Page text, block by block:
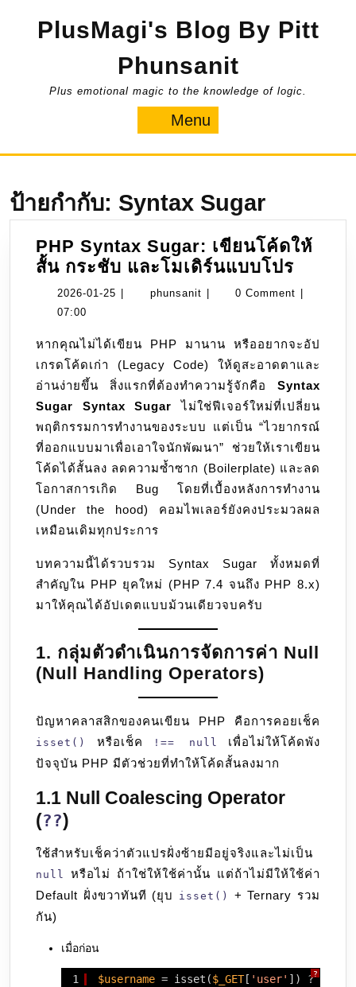
PlusMagi's Blog By Pitt
Phunsanit
Plus emotional magic to the knowledge of logic.
Menu
ป้ายกำกับ: Syntax Sugar
PHP Syntax Sugar: เขียนโค้ดให้
สั้น กระชับ และโมเดิร์นแบบโปร
Syntax
โค้ด
ให้
สั้น
กระชับ
และ
โม
เดิร์น
แบบ
โปร
2026-01-25 2026- phunsanit phunsanit0 Comment
07:00
หากคุณไม่ได้เขียน PHP มานาน หรืออยากจะอัป
เกรดโค้ดเก่า (Legacy Code) ให้ดูสะอาดตาและ
อ่านง่ายขึ้น สิ่งแรกที่ต้องทำความรู้จักคือ Syntax
Sugar
Syntax Sugar ไม่ใช่ฟีเจอร์ใหม่ที่เปลี่ยน
พฤติกรรมการทำงานของระบบ แต่เป็น “ไวยากรณ์
ที่ออกแบบมาเพื่อเอาใจนักพัฒนา” ช่วยให้เราเขียน
โค้ดได้สั้นลง ลดความซ้ำซาก (Boilerplate) และลด
โอกาสการเกิด Bug โดยที่เบื้องหลังการทำงาน
(Under the hood) คอมไพเลอร์ยังคงประมวลผล
เหมือนเดิมทุกประการ
บทความนี้ได้รวบรวม Syntax Sugar ทั้งหมดที่
สำคัญใน PHP ยุคใหม่ (PHP 7.4 จนถึง PHP 8.x)
มาให้คุณได้อัปเดตแบบม้วนเดียวจบครับ
1. กลุ่มตัวดำเนินการจัดการค่า Null
(Null Handling Operators)
ปัญหาคลาสสิกของคนเขียน PHP คือการคอยเช็ค
isset() หรือเช็ค !== null
เพื่อไม่ให้โค้ดพัง
ปัจจุบัน PHP มีตัวช่วยที่ทำให้โค้ดสั้นลงมาก
1.1 Null Coalescing Operator
(??)
ใช้สำหรับเช็คว่าตัวแปรฝั่งซ้ายมีอยู่จริงและไม่เป็น
null
หรือไม่ ถ้าใช่ให้ใช้ค่านั้น แต่ถ้าไม่มีให้ใช้ค่า
Default ฝั่งขวาทันที (ยุบ
isset()
+ Ternary รวม
กัน)
เมื่อก่อน
?
1 $username = isset($_GET[ 'user' ]) ?